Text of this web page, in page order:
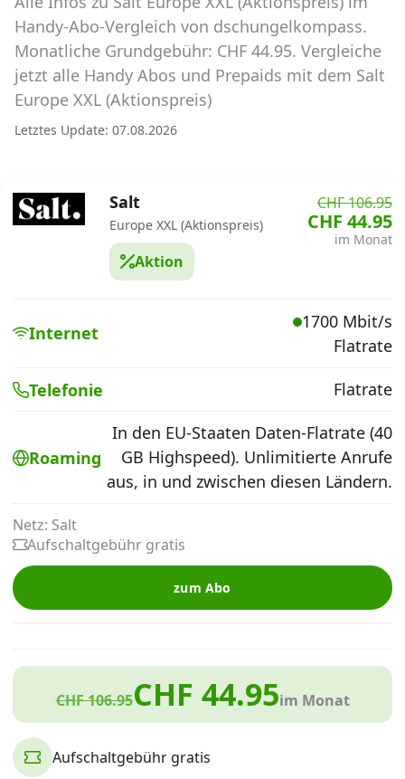
Abos für Tablets, Hotspots und Smart
Watches
Tarifrechner Handy-Abo
Der gute alte Tarifrechner im neuen Design
Alle Anbieter
Mobilfunknetz Schweiz
Roaming-Tarife abfragen
Internet, TV, Telefon
Kombi-Angebote
Aktionen
News
Forum
Handy-Abo-Vergleich von dschungelkompass.
Monatliche Grundgebühr: CHF 44.95. Vergleiche
jetzt alle Handy Abos und Prepaids mit dem Salt
Europe XXL (Aktionspreis)
Letztes Update: 07.08.2026
Salt
Europe XXL (Aktionspreis)
Aktion
CHF 106.95
CHF 44.95
im Monat
Internet
1700 Mbit/s
Flatrate
Telefonie Flatrate
Roaming
In den EU-Staaten Daten-Flatrate (40
GB Highspeed). Unlimitierte Anrufe
aus, in und zwischen diesen Ländern.
Netz: Salt
Aufschaltgebühr gratis
zum Abo
CHF 106.95CHF 44.95im Monat
Aufschaltgebühr gratis